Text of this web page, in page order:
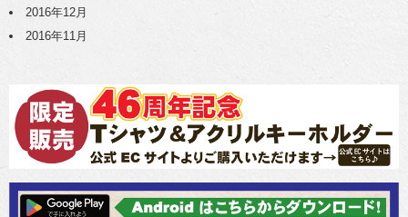
2016年12月
2016年11月